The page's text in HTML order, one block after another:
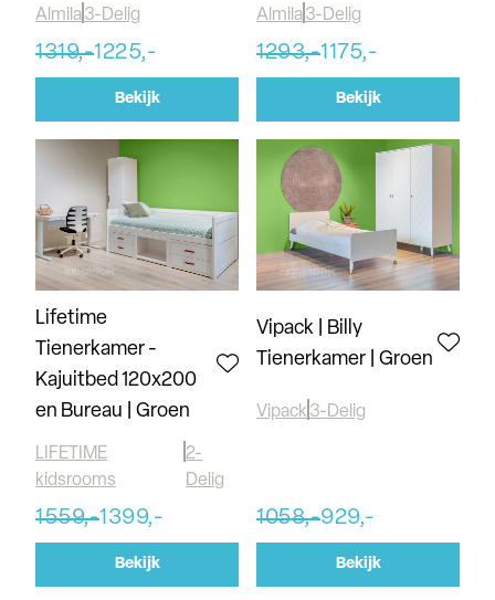
Almila 3-Delig
1319,-1225,-
Bekijk
Almila 3-Delig
1293,-1175,-
Bekijk
Lifetime
Tienerkamer -
Kajuitbed 120x200
en Bureau | Groen
LIFETIME
kidsrooms
2-
Delig
1559,-1399,-
Bekijk
Vipack | Billy
Tienerkamer | Groen
Vipack 3-Delig
1058,-929,-
Bekijk